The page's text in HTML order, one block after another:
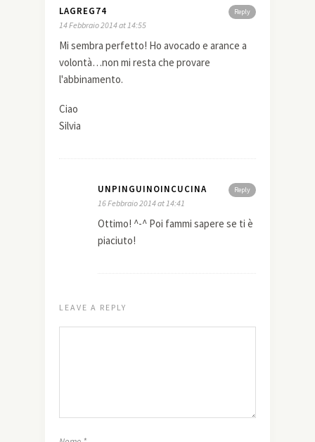
Reply
LAGREG74
14 Febbraio 2014 at 14:55
Mi sembra perfetto! Ho avocado e arance a
volontà…non mi resta che provare
l'abbinamento.
Ciao
Silvia
Reply
UNPINGUINOINCUCINA
16 Febbraio 2014 at 14:41
Ottimo! ^-^ Poi fammi sapere se ti è
piaciuto!
LEAVE A REPLY